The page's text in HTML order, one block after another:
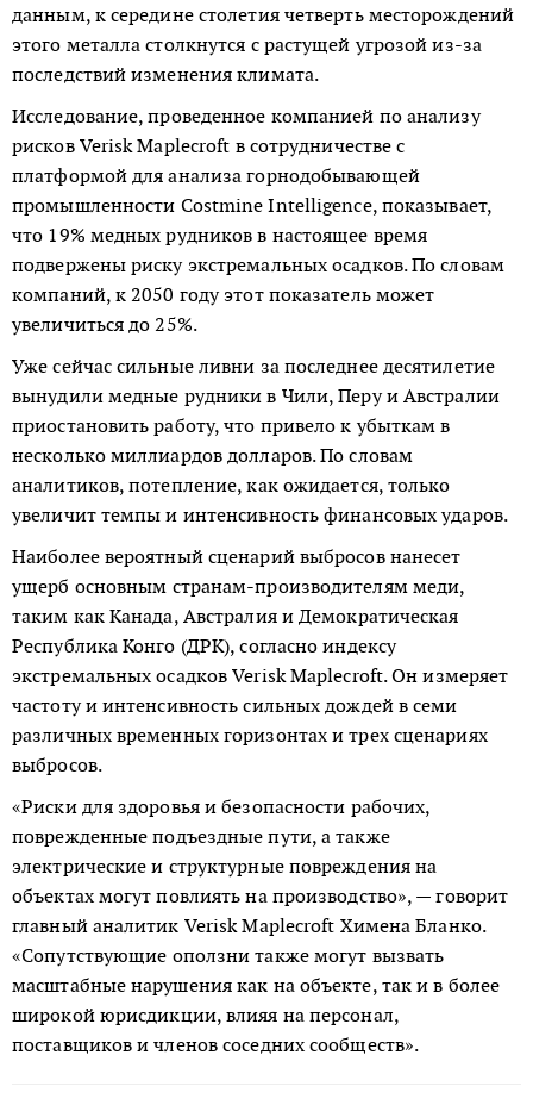
данным, к середине столетия четверть месторождений
этого металла столкнутся с растущей угрозой из-за
последствий изменения климата.
Исследование, проведенное компанией по анализу
рисков Verisk Maplecroft в сотрудничестве с
платформой для анализа горнодобывающей
промышленности Costmine Intelligence, показывает,
что 19% медных рудников в настоящее время
подвержены риску экстремальных осадков. По словам
компаний, к 2050 году этот показатель может
увеличиться до 25%.
Уже сейчас сильные ливни за последнее десятилетие
вынудили медные рудники в Чили, Перу и Австралии
приостановить работу, что привело к убыткам в
несколько миллиардов долларов. По словам
аналитиков, потепление, как ожидается, только
увеличит темпы и интенсивность финансовых ударов.
Наиболее вероятный сценарий выбросов нанесет
ущерб основным странам-производителям меди,
таким как Канада, Австралия и Демократическая
Республика Конго (ДРК), согласно индексу
экстремальных осадков Verisk Maplecroft. Он измеряет
частоту и интенсивность сильных дождей в семи
различных временных горизонтах и ​​трех сценариях
выбросов.
«Риски для здоровья и безопасности рабочих,
поврежденные подъездные пути, а также
электрические и структурные повреждения на
объектах могут повлиять на производство», — говорит
главный аналитик Verisk Maplecroft Химена Бланко.
«Сопутствующие оползни также могут вызвать
масштабные нарушения как на объекте, так и в более
широкой юрисдикции, влияя на персонал,
поставщиков и членов соседних сообществ».